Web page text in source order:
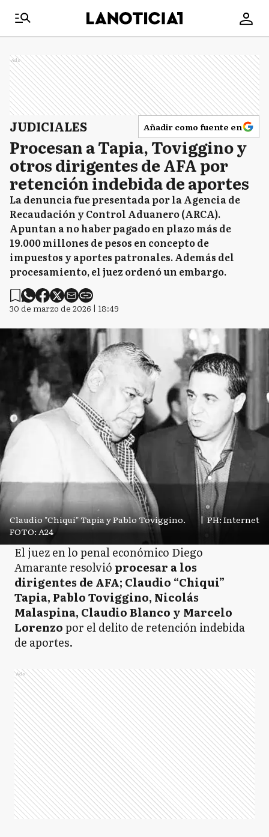
Ads
JUDICIALES Añadir como fuente en
Procesan a Tapia, Toviggino y
otros dirigentes de AFA por
retención indebida de aportes
La denuncia fue presentada por la Agencia de
Recaudación y Control Aduanero (ARCA).
Apuntan a no haber pagado en plazo más de
19.000 millones de pesos en concepto de
impuestos y aportes patronales. Además del
procesamiento, el juez ordenó un embargo.
30 de marzo de 2026 | 18:49
Claudio "Chiqui" Tapia y Pablo Toviggino.
FOTO: A24
| PH: Internet
El juez en lo penal económico Diego
Amarante resolvió procesar a los
dirigentes de AFA; Claudio “Chiqui”
Tapia, Pablo Toviggino, Nicolás
Malaspina, Claudio Blanco y Marcelo
Lorenzopor el delito de retención indebida
de aportes.
Ads